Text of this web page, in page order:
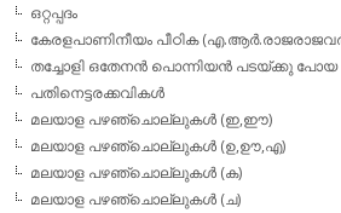
ഒറ്റപ്പദം
കേരളപാണിനീയം പീഠിക
തച്ചോളി ഒതേനൻ പൊന്നിയൻ പടയ്‌ക്കു പോയ
പതിനെട്ടരക്കവികള്‍
മലയാള പഴഞ്ചൊല്ലുകള്‍ (ഇ,ഈ)
മലയാള പഴഞ്ചൊല്ലുകള്‍ (ഉ,ഊ,എ)
മലയാള പഴഞ്ചൊല്ലുകള്‍ (ക)
മലയാള പഴഞ്ചൊല്ലുകള്‍ (ച)